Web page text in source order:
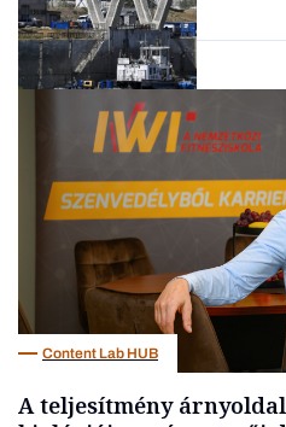
Content Lab HUB
A teljesítmény